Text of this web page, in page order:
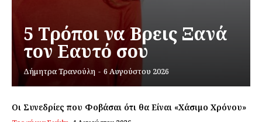
Εγγραφείτε τώρα!
5 Τρόποι να Βρεις Ξανά
τον Εαυτό σου
Δήμητρα Τρανούλη - 6 Αυγούστου 2026
Οι Συνεδρίες που Φοβάσαι ότι θα Είναι «Χάσιμο Χρόνου»